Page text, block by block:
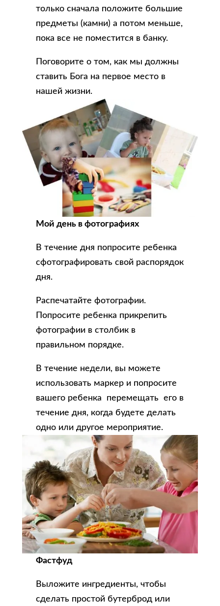
только сначала положите большие
предметы (камни) а потом меньше,
пока все не поместится в банку.
Поговорите о том, как мы должны
ставить Бога на первое место в
нашей жизни.
Мой день в фотографиях
В течение дня попросите ребенка
сфотографировать свой распорядок
дня.
Распечатайте фотографии.
Попросите ребенка прикрепить
фотографии в столбик в
правильном порядке.
В течение недели, вы можете
использовать маркер и попросите
вашего ребенка перемещать его в
течение дня, когда будете делать
одно или другое мероприятие.
Фастфуд
Выложите ингредиенты, чтобы
сделать простой бутерброд или